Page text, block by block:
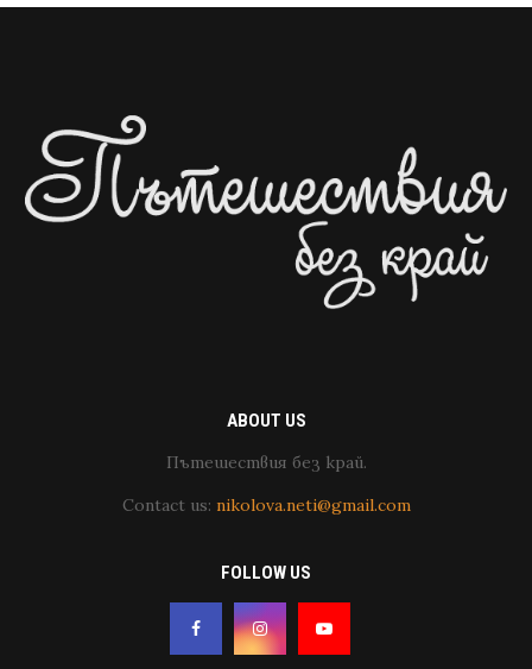
ABOUT US
Пътешествия без край.
Contact us: nikolova.neti@gmail.com
FOLLOW US